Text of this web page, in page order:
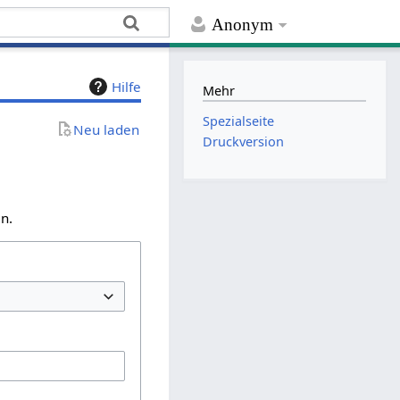
Anonym
Hilfe
Neu laden
Mehr
Spezialseite
Druckversion